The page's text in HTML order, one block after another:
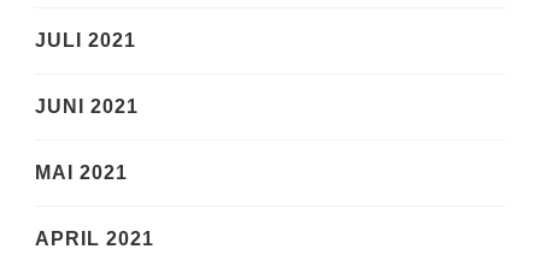
JULI 2021
JUNI 2021
MAI 2021
APRIL 2021